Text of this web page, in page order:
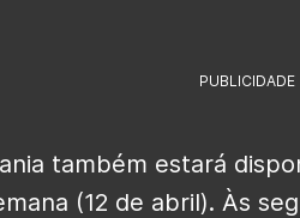
PUBLICIDADE
também estará
(12 de abril). Às